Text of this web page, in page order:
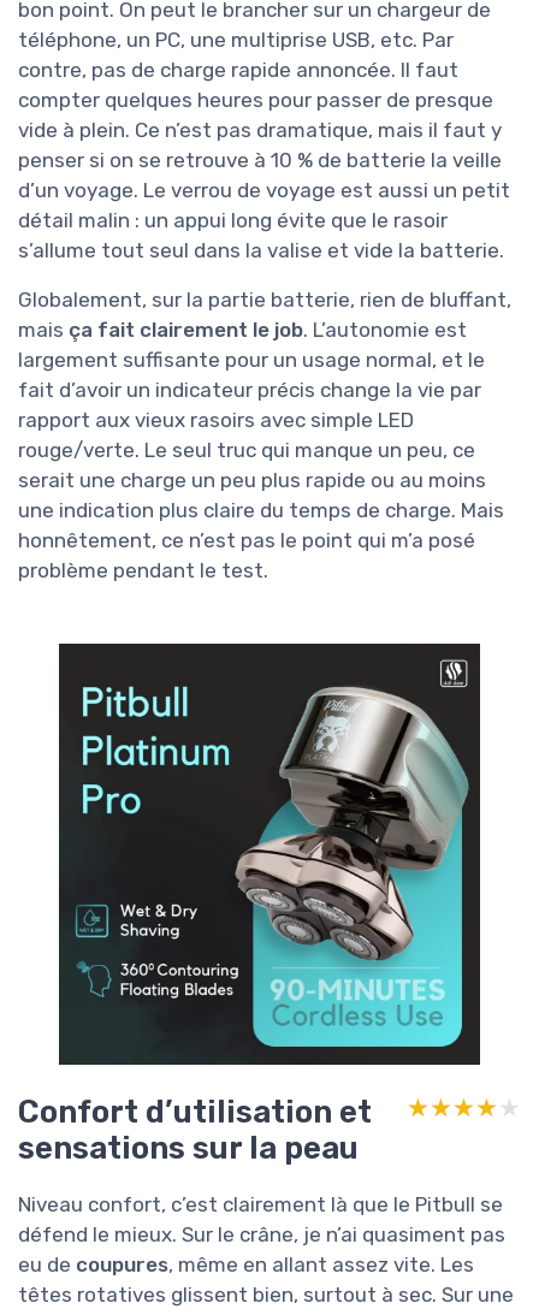
bon point. On peut le brancher sur un chargeur de
téléphone, un PC, une multiprise USB, etc. Par
contre, pas de charge rapide annoncée. Il faut
compter quelques heures pour passer de presque
vide à plein. Ce n’est pas dramatique, mais il faut y
penser si on se retrouve à 10 % de batterie la veille
d’un voyage. Le verrou de voyage est aussi un petit
détail malin : un appui long évite que le rasoir
s’allume tout seul dans la valise et vide la batterie.
Globalement, sur la partie batterie, rien de bluffant,
mais ça fait clairement le job. L’autonomie est
largement suffisante pour un usage normal, et le
fait d’avoir un indicateur précis change la vie par
rapport aux vieux rasoirs avec simple LED
rouge/verte. Le seul truc qui manque un peu, ce
serait une charge un peu plus rapide ou au moins
une indication plus claire du temps de charge. Mais
honnêtement, ce n’est pas le point qui m’a posé
problème pendant le test.
Confort d’utilisation et
sensations sur la peau
★★★★★
★★★★★
Niveau confort, c’est clairement là que le Pitbull se
défend le mieux. Sur le crâne, je n’ai quasiment pas
eu de coupures, même en allant assez vite. Les
têtes rotatives glissent bien, surtout à sec. Sur une